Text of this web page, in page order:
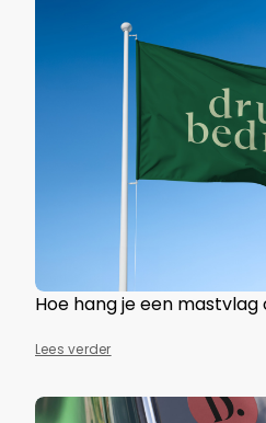
Hoe hang je een mastvlag
Lees verder